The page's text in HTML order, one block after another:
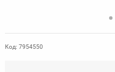
Код: 7954550